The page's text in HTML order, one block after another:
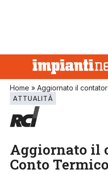
Home » Aggiornato il
ATTUALITÀ
Aggiornato il
Conto Termico